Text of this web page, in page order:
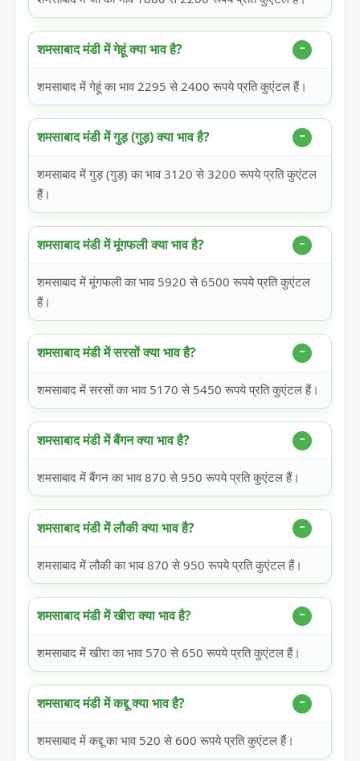
शमसाबाद मंडी में गेहूं क्या भाव है?
शमसाबाद में गेहूं का भाव 2295 से 2400 रूपये प्रति कुएंटल हैं।
शमसाबाद मंडी में गुड़ (गुड़) क्या भाव है?
शमसाबाद में गुड़ (गुड़) का भाव 3120 से 3200 रूपये प्रति कुएंटल
हैं।
शमसाबाद मंडी में मूंगफली क्या भाव है?
शमसाबाद में मूंगफली का भाव 5920 से 6500 रूपये प्रति कुएंटल
हैं।
शमसाबाद मंडी में सरसों क्या भाव है?
शमसाबाद में सरसों का भाव 5170 से 5450 रूपये प्रति कुएंटल हैं।
शमसाबाद मंडी में बैंगन क्या भाव है?
शमसाबाद में बैंगन का भाव 870 से 950 रूपये प्रति कुएंटल हैं।
शमसाबाद मंडी में लौकी क्या भाव है?
शमसाबाद में लौकी का भाव 870 से 950 रूपये प्रति कुएंटल हैं।
शमसाबाद मंडी में खीरा क्या भाव है?
शमसाबाद में खीरा का भाव 570 से 650 रूपये प्रति कुएंटल हैं।
शमसाबाद मंडी में कद्दू क्या भाव है?
शमसाबाद में कद्दू का भाव 520 से 600 रूपये प्रति कुएंटल हैं।